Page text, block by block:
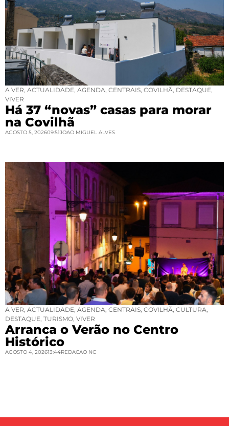
A VER ACTUALIDADE AGENDA CENTRAIS COVILHÃ DESTAQUE
VIVER
Há 37 “novas” casas para morar
na Covilhã
AGOSTO 5, 202609:51JOAO MIGUEL ALVES
A VER ACTUALIDADE AGENDA CENTRAIS COVILHÃ CULTURA
DESTAQUE TURISMO VIVER
Arranca o Verão no Centro
Histórico
AGOSTO 4, 202613:44REDACAO NC